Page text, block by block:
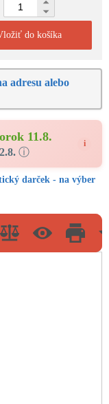
do košíka
adresu alebo
11.8.
ⓘ
i
darček - na výber